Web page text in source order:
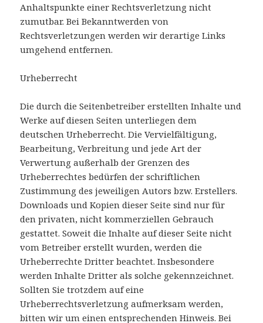
Anhaltspunkte einer Rechtsverletzung nicht
zumutbar. Bei Bekanntwerden von
Rechtsverletzungen werden wir derartige Links
umgehend entfernen.
Urheberrecht
Die durch die Seitenbetreiber erstellten Inhalte und
Werke auf diesen Seiten unterliegen dem
deutschen Urheberrecht. Die Vervielfältigung,
Bearbeitung, Verbreitung und jede Art der
Verwertung außerhalb der Grenzen des
Urheberrechtes bedürfen der schriftlichen
Zustimmung des jeweiligen Autors bzw. Erstellers.
Downloads und Kopien dieser Seite sind nur für
den privaten, nicht kommerziellen Gebrauch
gestattet. Soweit die Inhalte auf dieser Seite nicht
vom Betreiber erstellt wurden, werden die
Urheberrechte Dritter beachtet. Insbesondere
werden Inhalte Dritter als solche gekennzeichnet.
Sollten Sie trotzdem auf eine
Urheberrechtsverletzung aufmerksam werden,
bitten wir um einen entsprechenden Hinweis. Bei